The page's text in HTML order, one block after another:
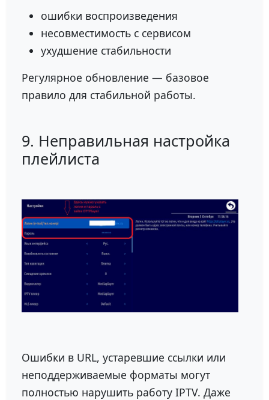
ошибки воспроизведения
несовместимость с сервисом
ухудшение стабильности
Регулярное обновление — базовое
правило для стабильной работы.
9. Неправильная настройка
плейлиста
Ошибки в URL, устаревшие ссылки или
неподдерживаемые форматы могут
полностью нарушить работу IPTV. Даже